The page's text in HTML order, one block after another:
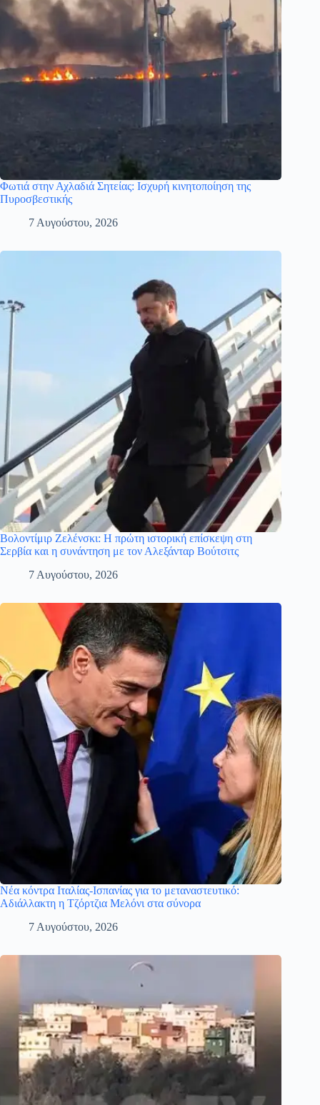
Φωτιά στην Αχλαδιά Σητείας: Ισχυρή κινητοποίηση της
Πυροσβεστικής
7 Αυγούστου, 2026
Βολοντίμιρ Ζελένσκι: Η πρώτη ιστορική επίσκεψη στη
Σερβία και η συνάντηση με τον Αλεξάνταρ Βούτσιτς
7 Αυγούστου, 2026
Νέα κόντρα Ιταλίας-Ισπανίας για το μεταναστευτικό:
Αδιάλλακτη η Τζόρτζια Μελόνι στα σύνορα
7 Αυγούστου, 2026